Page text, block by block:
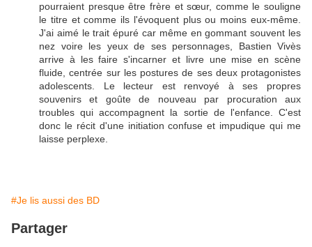
pourraient presque être frère et sœur, comme le souligne
le titre et comme ils l'évoquent plus ou moins eux-même.
J'ai aimé le trait épuré car même en gommant souvent les
nez voire les yeux de ses personnages, Bastien Vivès
arrive à les faire s'incarner et livre une mise en scène
fluide, centrée sur les postures de ses deux protagonistes
adolescents. Le lecteur est renvoyé à ses propres
souvenirs et goûte de nouveau par procuration aux
troubles qui accompagnent la sortie de l'enfance. C'est
donc le récit d'une initiation confuse et impudique qui me
laisse perplexe.
#Je lis aussi des BD
Partager